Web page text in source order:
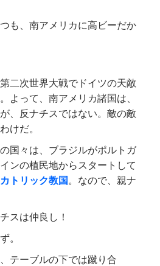
も、南アメリカに高ビーだか
二次世界大戦でドイツの天敵
よって、南アメリカ諸国は、
、反ナチスではない。敵の敵
けだ。
国々は、ブラジルがポルトガ
ンの植民地からスタートして
トリック教国 。なので、親ナ
スは仲良し！
。
テーブルの下では蹴り合